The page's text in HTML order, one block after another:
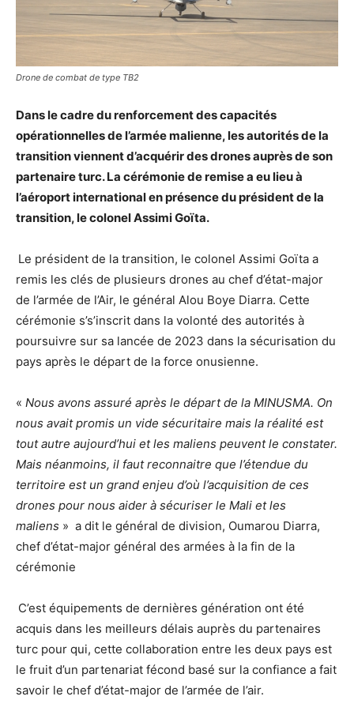
Drone de combat de type TB2
Dans le cadre du renforcement des capacités
opérationnelles de l’armée malienne, les autorités de la
transition viennent d’acquérir des drones auprès de son
partenaire turc. La cérémonie de remise a eu lieu à
l’aéroport international en présence du président de la
transition, le colonel Assimi Goïta.
Le président de la transition, le colonel Assimi Goïta a
remis les clés de plusieurs drones au chef d’état-major
de l’armée de l’Air, le général Alou Boye Diarra. Cette
cérémonie s’s’inscrit dans la volonté des autorités à
poursuivre sur sa lancée de 2023 dans la sécurisation du
pays après le départ de la force onusienne.
« Nous avons assuré après le départ de la MINUSMA. On
nous avait promis un vide sécuritaire mais la réalité est
tout autre aujourd’hui et les maliens peuvent le constater.
Mais néanmoins, il faut reconnaitre que l’étendue du
territoire est un grand enjeu d’où l’acquisition de ces
drones pour nous aider à sécuriser le Mali et les
maliens » a dit le général de division, Oumarou Diarra,
chef d’état-major général des armées à la fin de la
cérémonie
C’est équipements de dernières génération ont été
acquis dans les meilleurs délais auprès du partenaires
turc pour qui, cette collaboration entre les deux pays est
le fruit d’un partenariat fécond basé sur la confiance a fait
savoir le chef d’état-major de l’armée de l’air.